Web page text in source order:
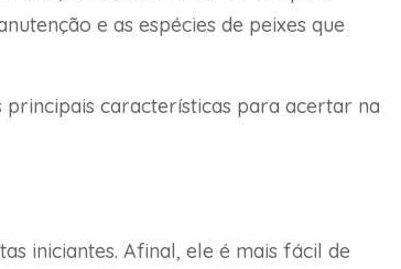
e as espécies de peixes que
principais características para acertar na
iniciantes. Afinal, ele é mais fácil de